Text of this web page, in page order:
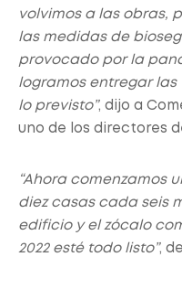
volvimos a las obras,
las medidas de
provocado por la
logramos entregar las
lo previsto”, dijo a
uno de los directores
“Ahora comenzamos
diez casas cada seis
edificio y el zócalo
2022 esté todo listo”,